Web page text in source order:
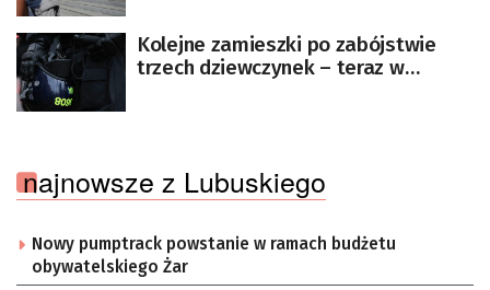
Kolejne zamieszki po zabójstwie
trzech dziewczynek – teraz w
najnowsze z Lubuskiego
Nowy pumptrack powstanie w ramach budżetu
obywatelskiego Żar